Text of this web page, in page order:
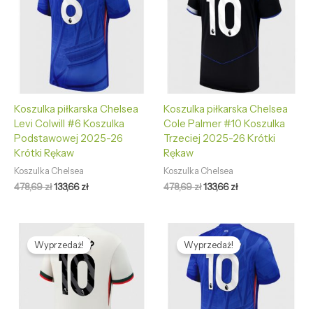
Koszulka piłkarska Chelsea
Levi Colwill #6 Koszulka
Podstawowej 2025-26
Krótki Rękaw
Koszulka Chelsea
478,69zł133,66zł
Koszulka piłkarska Chelsea
Cole Palmer #10 Koszulka
Trzeciej 2025-26 Krótki
Rękaw
Koszulka Chelsea
478,69zł133,66zł
Wyprzedaż!
cena
wynosiła:
478,69 zł.
cena
wynosi:
133,66 zł.
Wyprzedaż!
Pierwotna
cena
wynosiła:
478,69 zł.
Aktualna
cena
wynosi:
133,66 zł.